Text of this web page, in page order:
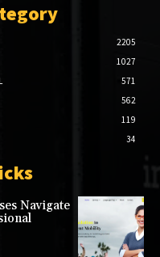
2205
1027
571
562
119
34
Navigate